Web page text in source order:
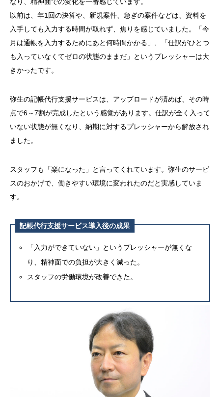
以前は、年1回の決算や、新規案件、急ぎの案件などは、資料を
入手しても入力する時間が取れず、焦りを感じていました。「今
月は通帳を入力するためにあと何時間かかる」、「仕訳がひとつ
も入っていなくてゼロの状態のままだ」というプレッシャーは大
きかったです。
弥生の記帳代行支援サービスは、アップロードが済めば、その時
点で6～7割が完成したという感覚があります。仕訳が全く入って
いない状態が無くなり、納期に対するプレッシャーから解放され
ました。
スタッフも「楽になった」と言ってくれています。弥生のサービ
スのおかげで、働きやすい環境に変われたのだと実感していま
す。
記帳代行支援サービス導入後の成果
「入力ができていない」というプレッシャーが無くな
り、精神面での負担が大きく減った。
スタッフの労働環境が改善できた。